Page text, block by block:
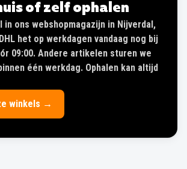
of zelf ophalen
ons webshopmagazijn in Nijverdal,
het op werkdagen vandaag nog bij
09:00. Andere artikelen sturen we
één werkdag. Ophalen kan altijd
winkels →